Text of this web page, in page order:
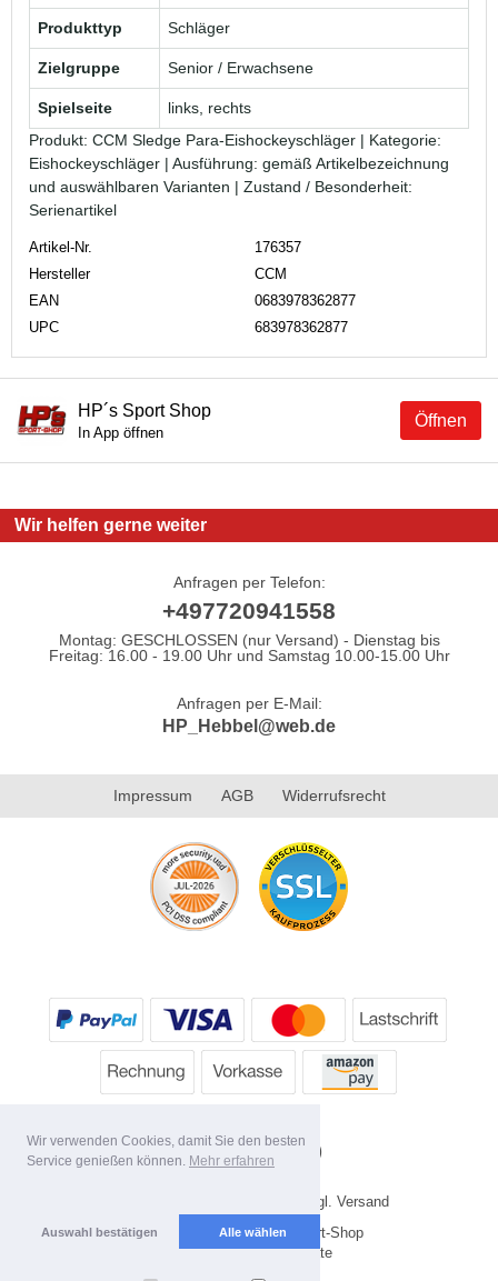
Wir verwenden Cookies, damit Sie den besten
Service genießen können. Mehr erfahren
Auswahl bestätigen Alle wählen
Produkttyp Schläger
Zielgruppe Senior / Erwachsene
Spielseite
links, rechts
Produkt: CCM Sledge Para‑Eishockeyschläger | Kategorie:
Eishockeyschläger | Ausführung: gemäß Artikelbezeichnung
und auswählbaren Varianten | Zustand / Besonderheit:
Serienartikel
Artikel-Nr.
176357
Hersteller
CCM
EAN
0683978362877
UPC
683978362877
Öffnen
HP´s Sport Shop
In App öffnen
Wir helfen gerne weiter
Anfragen per Telefon:
+497720941558
Montag: GESCHLOSSEN (nur Versand) - Dienstag bis
Freitag: 16.00 - 19.00 Uhr und Samstag 10.00-15.00 Uhr
Anfragen per E-Mail:
HP_Hebbel@web.de
Impressum AGB Widerrufsrecht
* Alle Preise inkl. MwSt. evtl. zzgl. Versand
Copyright 2026 by HP's Sport-Shop
Mobile Shop by Shopgate